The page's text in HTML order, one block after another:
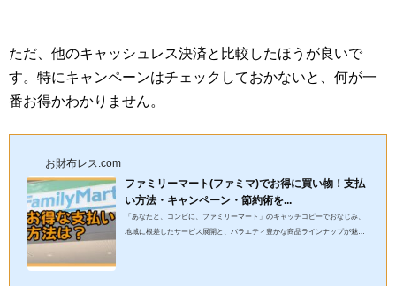
ただ、他のキャッシュレス決済と比較したほうが良いで
す。特にキャンペーンはチェックしておかないと、何が一
番お得かわかりません。
お財布レス.com
ファミリーマート(ファミマ)でお得に買い物！支払
い方法・キャンペーン・節約術を...
「あなたと、コンビに、ファミリーマート」のキャッチコピーでおなじみ、
地域に根差したサービス展開と、バラエティ豊かな商品ラインナップが魅力